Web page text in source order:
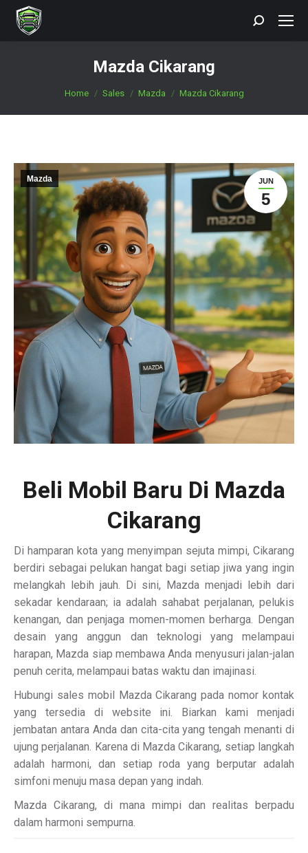
Search:
Mazda Cikarang
You are here:
Home Sales Mazda Mazda Cikarang
JUN
5
Mazda
Beli Mobil Baru Di Mazda
Cikarang
Di hamparan kota yang menyimpan sejuta mimpi, Cikarang
berdiri sebagai pelukan hangat bagi setiap jiwa yang ingin
melangkah lebih jauh. Di sini, Mazda menjadi lebih dari
sekadar kendaraan; ia adalah sahabat perjalanan, pelukis
kenangan, dan penjaga momen-momen berharga. Dengan
desain yang anggun dan teknologi yang melampaui
harapan, Mazda siap membawa Anda menyusuri jalan-jalan
penuh cerita, melampaui batas waktu dan imajinasi.
Hubungi sales mobil Mazda Cikarang pada nomor kontak
yang tersedia di website ini. Biarkan kami menjadi
jembatan antara Anda dan cita-cita yang tengah menanti di
ujung perjalanan. Karena di Mazda Cikarang, setiap langkah
adalah harmoni, dan setiap roda yang berputar adalah
simfoni menuju masa depan yang indah.
Mazda Cikarang, di mana mimpi dan realitas berpadu
dalam harmoni sempurna.